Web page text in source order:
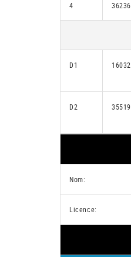
4 36236
D1 16032
D2 35519
Nom:
Licence: